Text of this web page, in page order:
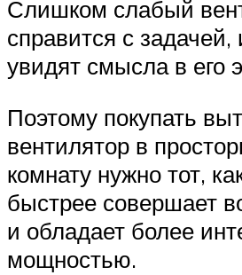
Слишком слабый
справится с задачей,
увидят смысла в его
Поэтому покупать
вентилятор в
комнату нужно тот,
быстрее совершает
и обладает более
мощностью.